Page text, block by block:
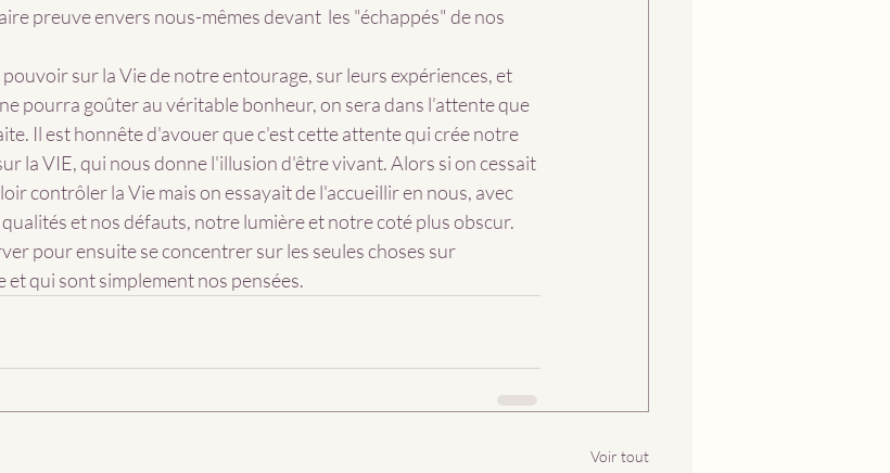
preuve envers nous-mêmes devant  les "échappés" de nos
pouvoir sur la Vie de notre entourage, sur leurs expériences, et
pourra goûter au véritable bonheur, on sera dans l’attente que
Il est honnête d'avouer que c'est cette attente qui crée notre
la VIE, qui nous donne l'illusion d'être vivant. Alors si on cessait
contrôler la Vie mais on essayait de l'accueillir en nous, avec
et nos défauts, notre lumière et notre coté plus obscur.
pour ensuite se concentrer sur les seules choses sur
qui sont simplement nos pensées.
Voir tout